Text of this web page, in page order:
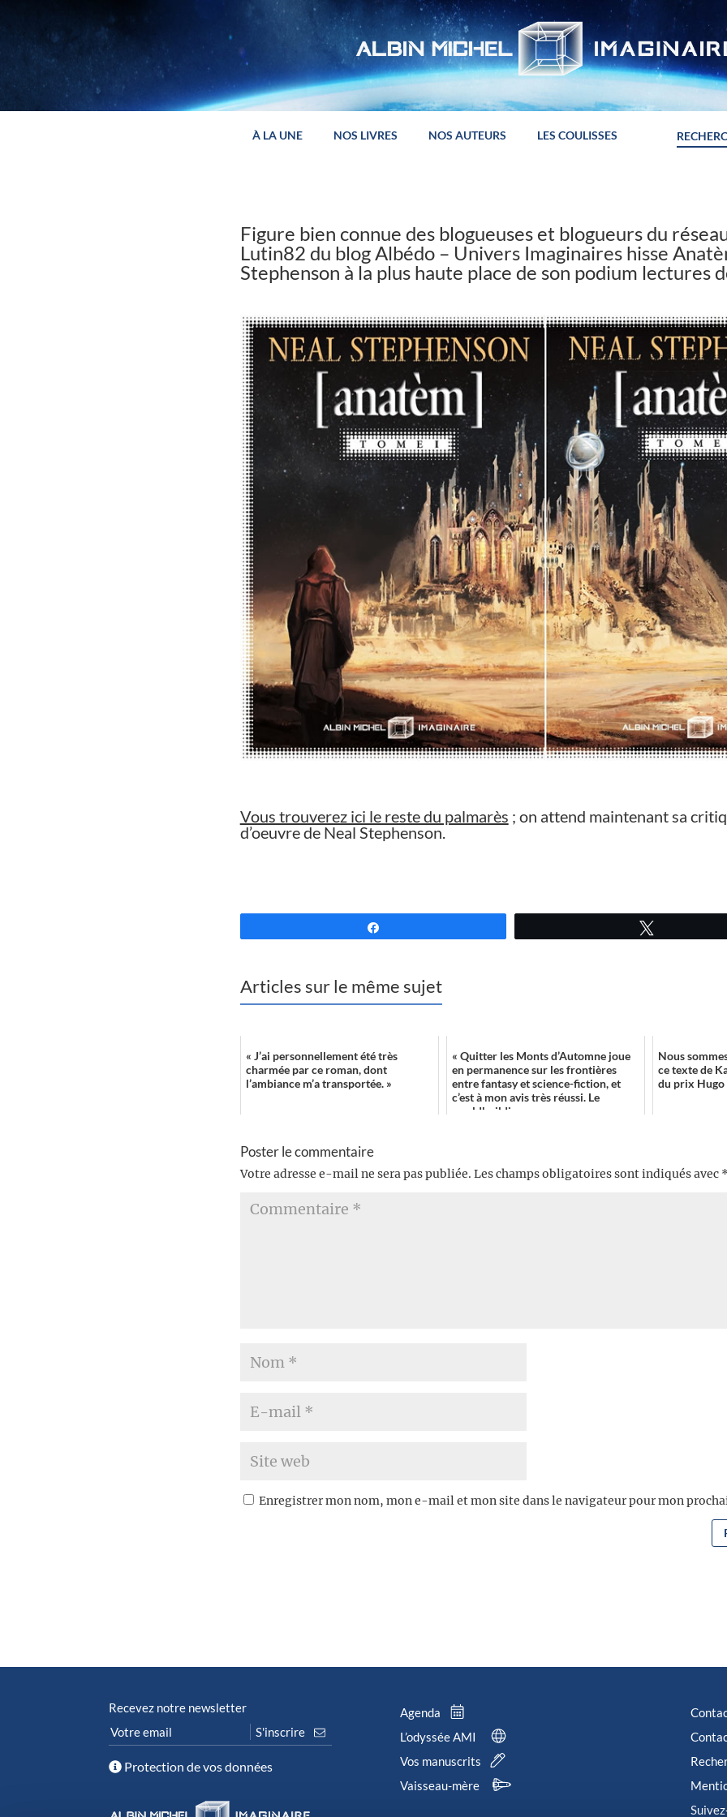
À LA UNE NOS LIVRES NOS AUTEURS LES COULISSES
Figure bien connue des blogueuses et blogueurs du
Lutin82 du blog Albédo – Univers Imaginaires hisse
Stephenson à la plus haute place de son podium lectures
Vous trouverez ici le reste du palmarès ; on attend maintenant sa
d’oeuvre de Neal Stephenson.
Articles sur le même sujet
« J’ai personnellement été très
charmée par ce roman, dont
l’ambiance m’a transportée. »
« Quitter les Monts d’Automne joue
en permanence sur les frontières
entre fantasy et science-fiction, et
c’est à mon avis très réussi. Le
worldbuildin...
Nous
ce texte de
du prix Hugo
Poster le commentaire
Votre adresse e-mail ne sera pas publiée. Les champs obligatoires sont indiqués avec
Enregistrer mon nom, mon e-mail et mon site dans le navigateur pour mon
Recevez notre newsletter
Protection de vos données
Agenda
L’odyssée AMI
Vos manuscrits
Vaisseau-mère